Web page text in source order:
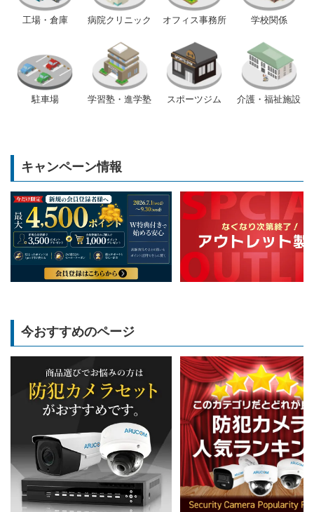
工場・倉庫 病院クリニック オフィス事務所 学校関係
駐車場 学習塾・進学塾 スポーツジム 介護・福祉施設
キャンペーン情報
今おすすめのページ